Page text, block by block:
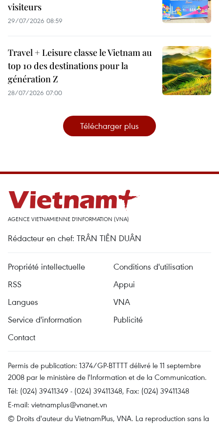
visiteurs
29/07/2026 08:59
Travel + Leisure classe le Vietnam au
top 10 des destinations pour la
génération Z
28/07/2026 07:00
Télécharger plus
AGENCE VIETNAMIENNE D'INFORMATION (VNA)
Rédacteur en chef: TRÂN TIÊN DUÂN
Propriété intellectuelle
Conditions d'utilisation
RSS
Appui
Langues
VNA
Service d'information
Publicité
Contact
Permis de publication: 1374/GP-BTTTT délivré le 11 septembre
2008 par le ministère de l'Information et de la Communication.
Tél: (024) 39411349 - (024) 39411348, Fax: (024) 39411348
E-mail: vietnamplus@vnanet.vn
© Droits d'auteur du VietnamPlus, VNA. La reproduction sans la